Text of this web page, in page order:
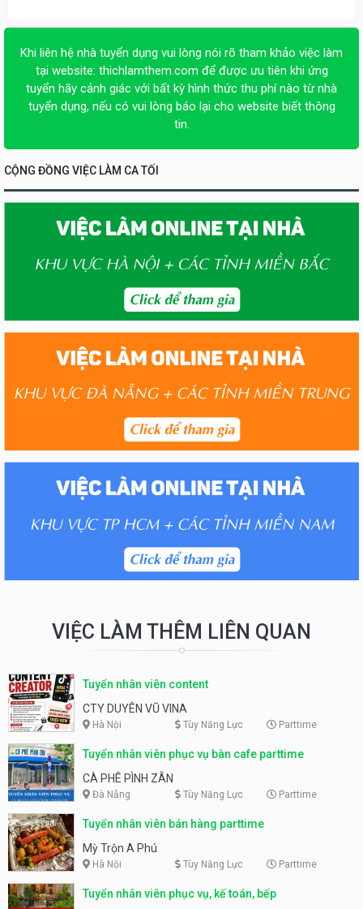
Khi liên hệ nhà tuyển dụng vui lòng nói rõ tham khảo việc làm
tại website: thichlamthem.com để được ưu tiên khi ứng
tuyển hãy cảnh giác với bất kỳ hình thức thu phí nào từ nhà
tuyển dụng, nếu có vui lòng báo lại cho website biết thông
tin.
CỘNG ĐỒNG VIỆC LÀM CA TỐI
VIỆC LÀM THÊM LIÊN QUAN
Tuyển nhân viên content
CTY DUYÊN VŨ VINA
Hà Nội Tùy Năng Lực Parttime
Tuyển nhân viên phục vụ bàn cafe parttime
CÀ PHÊ PÌNH ZÂN
Đà Nẵng Tùy Năng Lực Parttime
Tuyển nhân viên bán hàng parttime
Mỳ Trộn A Phú
Hà Nội Tùy Năng Lực Parttime
Tuyển nhân viên phục vụ, kế toán, bếp